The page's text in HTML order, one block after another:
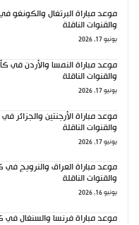
والقنوات الناقلة
يونيو 17, 2026
والقنوات الناقلة
يونيو 17, 2026
والقنوات الناقلة
يونيو 17, 2026
والقنوات الناقلة
يونيو 16, 2026